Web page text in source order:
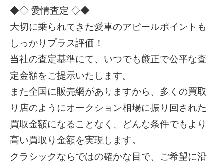
◆◇ 愛情査定 ◇◆
大切に乗られてきた愛車のアピールポイントも
しっかりプラス評価！
当社の査定基準にて、いつでも厳正で公平な査
定金額をご提示いたします。
また全国に販売網がありますから、多くの買取
り店のようにオークション相場に振り回された
買取金額になることなく、どんな条件でもより
高い買取り金額を実現します。
クラシックならではの確かな目で、ご希望に沿